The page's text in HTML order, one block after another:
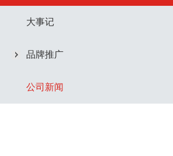
大事记
品牌推广
公司新闻